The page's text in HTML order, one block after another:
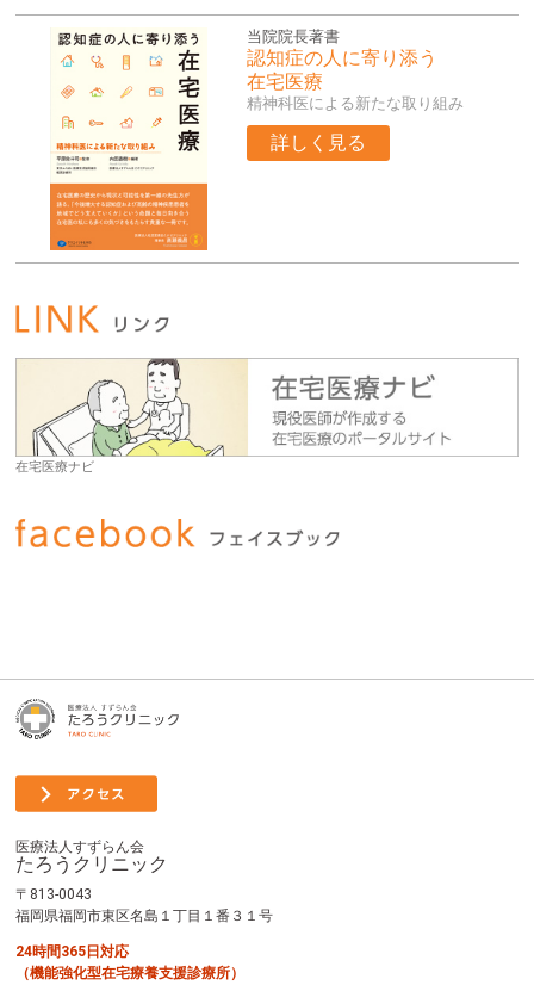
当院院長著書
認知症の人に寄り添う
在宅医療
精神科医による新たな取り組み
詳しく見る
在宅医療ナビ
医療法人すずらん会
たろうクリニック
〒813-0043
福岡県福岡市東区名島１丁目１番３１号
24時間365日対応
（機能強化型在宅療養支援診療所）